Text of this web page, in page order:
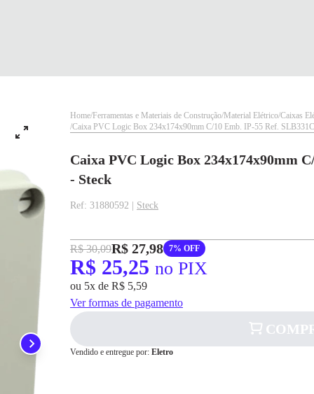
✕
✕
PARA CPF
já vem com o imposto pago, e você não precisa se
de importação quando seu pedido chegar, você
grátis em até 7 dias.
Home Ferramentas e Materiais de Construção Material Elétrico Caixas
Caixa PVC Logic Box 234x174x90mm C/10 Emb. IP-55 Ref.
Caixa PVC Logic Box 234x174x90mm
- Steck
Ref: 31880592 | Steck
R$ 30,09R$ 27,98 7% OFF
R$ 25,25 no PIX
ou 5x de R$ 5,59
Ver formas de pagamento
✕
R$ 25,25 no PIX
Para pagamento via PIX será gerada uma chave e um QR
Code ao finalizar o processo de compra.
Vendido e entregue por: Eletro